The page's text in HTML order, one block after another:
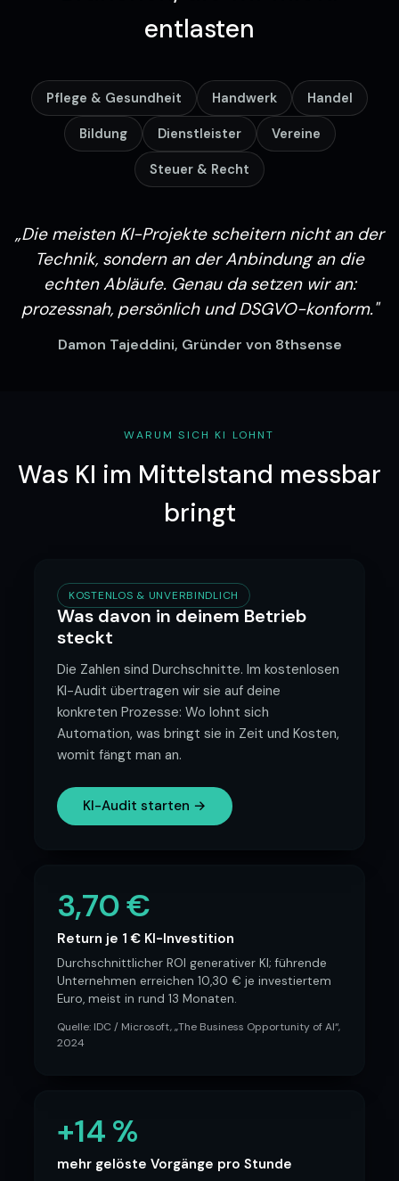
entlasten
Pflege & Gesundheit Handwerk
Handel
Bildung
Dienstleister
Vereine
Steuer & Recht
„Die meisten KI-Projekte scheitern nicht an der
Technik, sondern an der Anbindung an die
echten Abläufe. Genau da setzen wir an:
prozessnah, persönlich und DSGVO-konform."
Damon Tajeddini, Gründer von 8thsense
WARUM SICH KI LOHNT
Was KI im Mittelstand messbar
bringt
KOSTENLOS & UNVERBINDLICH
Was davon in deinem Betrieb
steckt
Die Zahlen sind Durchschnitte. Im kostenlosen
KI-Audit übertragen wir sie auf deine
konkreten Prozesse: Wo lohnt sich
Automation, was bringt sie in Zeit und Kosten,
womit fängt man an.
KI-Audit starten →
3,70 €
Return je 1 € KI-Investition
Durchschnittlicher ROI generativer KI; führende
Unternehmen erreichen 10,30 € je investiertem
Euro, meist in rund 13 Monaten.
Quelle: IDC / Microsoft, „The Business Opportunity of AI“,
2024
+14 %
mehr gelöste Vorgänge pro Stunde